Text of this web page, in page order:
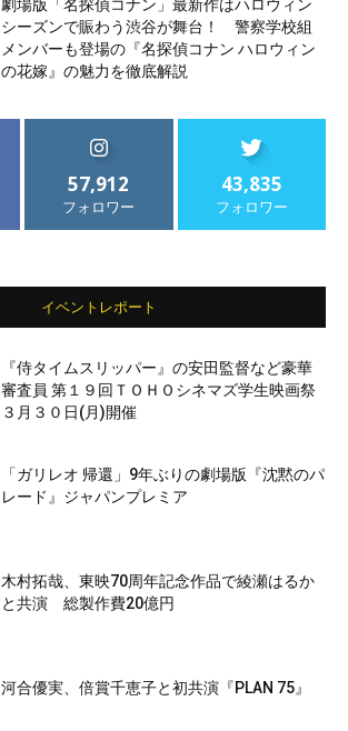
劇場版「名探偵コナン」最新作はハロウィン
シーズンで賑わう渋谷が舞台！ 警察学校組
メンバーも登場の『名探偵コナン ハロウィン
の花嫁』の魅力を徹底解説
57,912
フォロワー
43,835
フォロワー
イベントレポート
『侍タイムスリッパー』の安田監督など豪華
審査員 第１９回ＴＯＨＯシネマズ学生映画祭
３月３０日(月)開催
「ガリレオ 帰還」9年ぶりの劇場版『沈黙のパ
レード』ジャパンプレミア
木村拓哉、東映70周年記念作品で綾瀬はるか
と共演 総製作費20億円
河合優実、倍賞千恵子と初共演『PLAN 75』